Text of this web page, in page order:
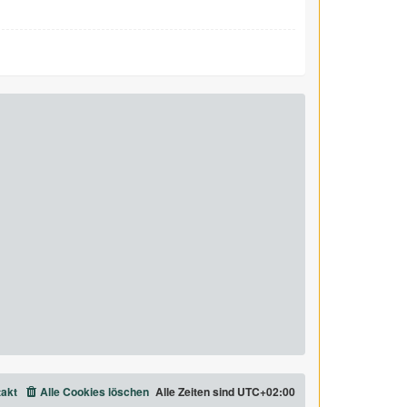
Alle Zeiten sind UTC+02:00
Alle Cookies löschen